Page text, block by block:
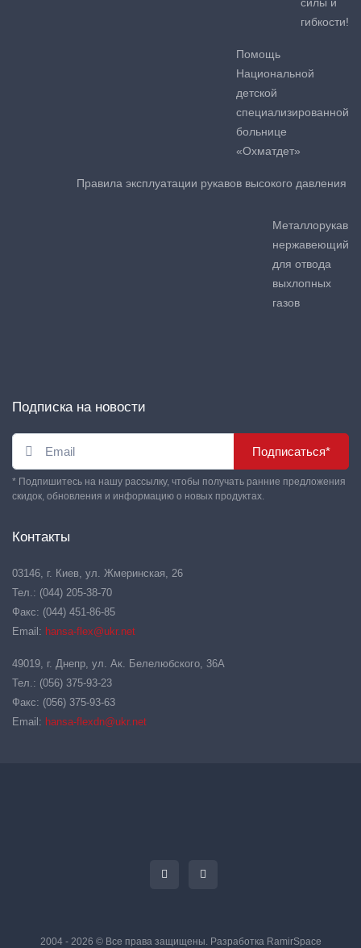
силы и
гибкости!
Помощь
Национальной
детской
специализированной
больнице
«Охматдет»
Правила эксплуатации рукавов высокого давления
Металлорукав
нержавеющий
для отвода
выхлопных
газов
Подписка на новости
Подписаться*
* Подпишитесь на нашу рассылку, чтобы получать ранние предложения
скидок, обновления и информацию о новых продуктах.
Контакты
03146, г. Киев, ул. Жмеринская, 26
Тел.: (044) 205-38-70
Факс: (044) 451-86-85
Email: hansa-flex@ukr.net
49019, г. Днепр, ул. Ак. Белелюбского, 36А
Тел.: (056) 375-93-23
Факс: (056) 375-93-63
Email: hansa-flexdn@ukr.net
2004 - 2026 © Все права защищены. Разработка RamirSpace